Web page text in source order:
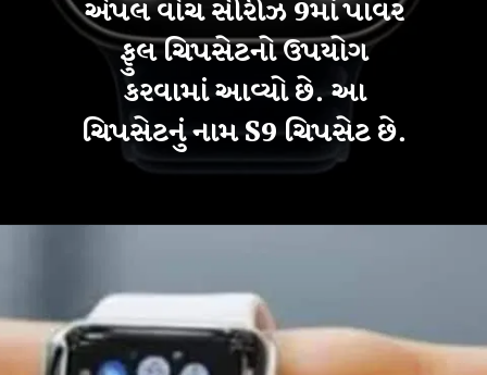
એપલ વોચ સીરીઝ 9માં પાવર
ફુલ ચિપસેટનો ઉપયોગ
કરવામાં આવ્યો છે. આ
ચિપસેટનું નામ S9 ચિપસેટ છે.